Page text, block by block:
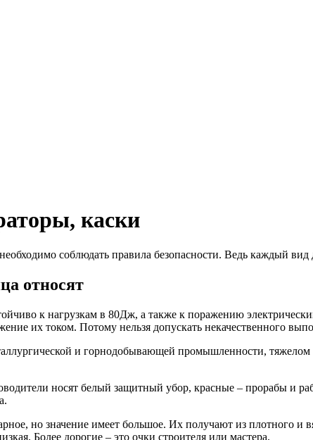
каски
соблюдать правила безопасности. Ведь каждый вид
относят
к нагрузкам в 80Дж, а также к поражению
их током. Потому нельзя допускать некачественного
и горнодобывающей промышленности,
носят белый защитный убор, красные – прорабы и
но значение имеет большое. Их получают из плотного и
Более дорогие – это очки строителя или мастера.